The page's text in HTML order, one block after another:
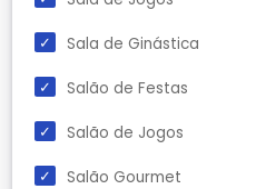
Sala de Ginástica
Salão de Festas
Salão de Jogos
Salão Gourmet